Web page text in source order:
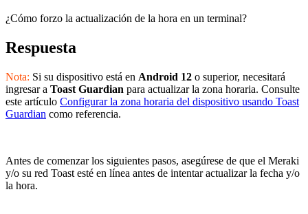
¿Cómo forzo la actualización de la hora en un terminal?
Respuesta
Nota: Si su dispositivo está en Android 12 o superior, necesitará
ingresar a Toast Guardian para actualizar la zona horaria. Consulte
este artículo Configurar la zona horaria del dispositivo usando Toast
Guardian como referencia.
Antes de comenzar los siguientes pasos, asegúrese de que el Meraki
y/o su red Toast esté en línea antes de intentar actualizar la fecha y/o
la hora.